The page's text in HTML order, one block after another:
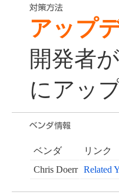
アップ
開発者
にアッ
ベンダ
リンク
Chris Doerr
Related